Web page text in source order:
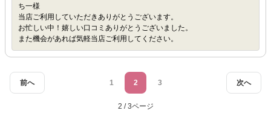
ち一様
当店ご利用していただきありがとうございます。
お忙しい中！嬉しい口コミありがとうございました。
また機会があれば気軽当店ご利用してください。
前へ 次へ
1 2 3
2 / 3ページ